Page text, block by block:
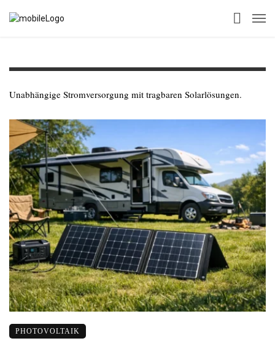
Unabhängige Stromversorgung mit tragbaren Solarlösungen.
PHOTOVOLTAIK